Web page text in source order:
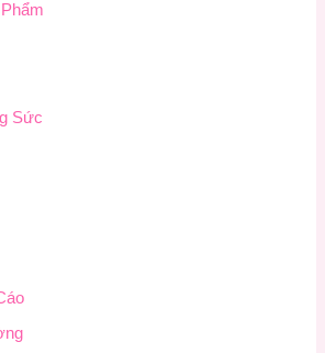
Sức